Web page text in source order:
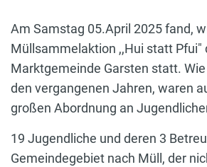
Am Samstag 05.April 2025 fand,
Müllsammelaktion ,,Hui statt Pfui"
Marktgemeinde Garsten statt.
den vergangenen Jahren, waren
großen Abordnung an
19 Jugendliche und deren 3
Gemeindegebiet nach Müll, der